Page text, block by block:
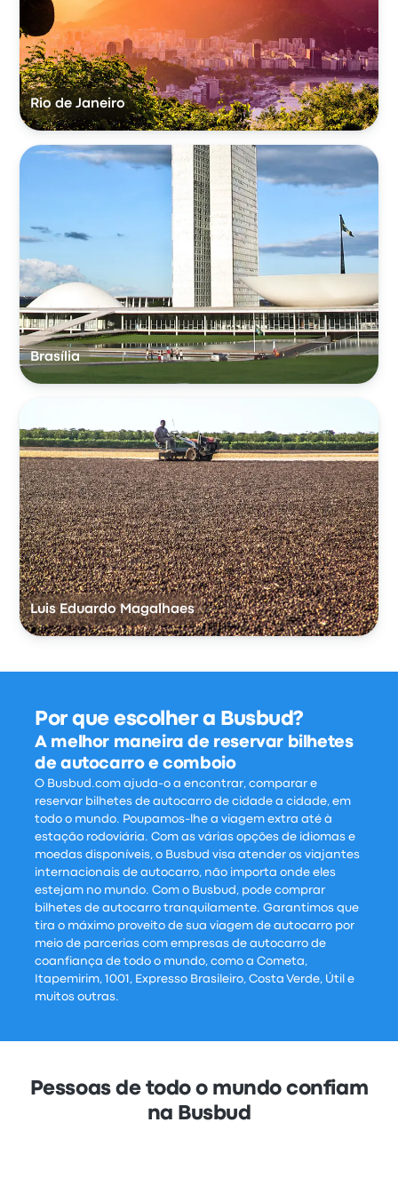
Rio de Janeiro
Brasília
Luis Eduardo Magalhaes
Por que escolher a Busbud?
A melhor maneira de reservar bilhetes
de autocarro e comboio
O Busbud.com ajuda-o a encontrar, comparar e
reservar bilhetes de autocarro de cidade a cidade, em
todo o mundo. Poupamos-lhe a viagem extra até à
estação rodoviária. Com as várias opções de idiomas e
moedas disponíveis, o Busbud visa atender os viajantes
internacionais de autocarro, não importa onde eles
estejam no mundo. Com o Busbud, pode comprar
bilhetes de autocarro tranquilamente. Garantimos que
tira o máximo proveito de sua viagem de autocarro por
meio de parcerias com empresas de autocarro de
coanfiança de todo o mundo, como a Cometa,
Itapemirim, 1001, Expresso Brasileiro, Costa Verde, Útil e
muitos outras.
Pessoas de todo o mundo confiam
na Busbud